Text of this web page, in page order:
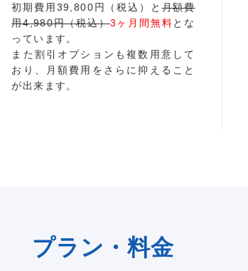
初期費用39,800円（税込）と月額費
用4,980円（税込）3ヶ月間無料とな
っています。
また割引オプションも複数用意して
おり、月額費用をさらに抑えること
が出来ます。
プラン・料金